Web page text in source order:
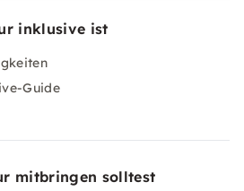
inklusive ist
Guide
mitbringen solltest